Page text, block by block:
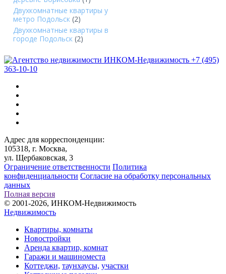
Двухкомнатные квартиры у
метро Подольск (2)
Двухкомнатные квартиры в
городе Подольск (2)
+7 (495)
363-10-10
Адрес для корреспонденции:
105318, г. Москва,
ул. Щербаковская, 3
Ограничение ответственности Политика
конфиденциальности Согласие на обработку персональных
данных
Полная версия
© 2001-2026, ИНКОМ-Недвижимость
Недвижимость
Квартиры, комнаты
Новостройки
Аренда квартир, комнат
Гаражи и машиноместа
Коттеджи, таунхаусы, участки